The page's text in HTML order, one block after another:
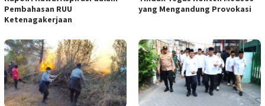
Pembahasan RUU
Ketenagakerjaan
yang Mengandung Provokasi